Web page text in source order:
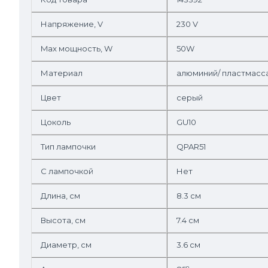
Напряжение, V 230 V
Max мощность, W 50W
Материал алюминий/
Цвет серый
Цоколь GU10
Тип лампочки QPAR51
С лампочкой Нет
Длина, см 8.3 см
Высота, см 7.4 см
Диаметр, см 3.6 см